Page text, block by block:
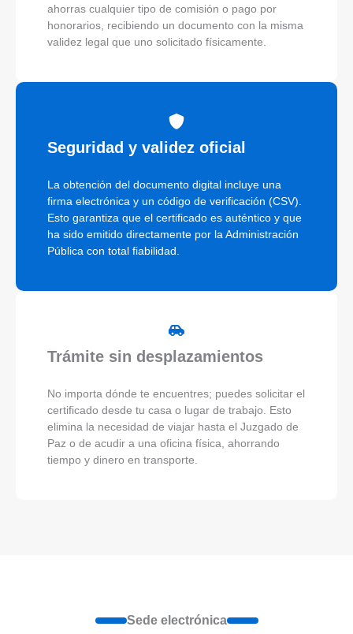
ahorras cualquier tipo de comisión o pago por
honorarios, recibiendo un documento con la misma
validez legal que uno solicitado físicamente.
Seguridad y validez oficial
La obtención del documento digital incluye una
firma electrónica y un código de verificación (CSV).
Esto garantiza que el certificado es auténtico y que
ha sido emitido directamente por la Administración
Pública con total fiabilidad.
Trámite sin desplazamientos
No importa dónde te encuentres; puedes solicitar el
certificado desde tu casa o lugar de trabajo. Esto
elimina la necesidad de viajar hasta el Juzgado de
Paz o de acudir a una oficina física, ahorrando
tiempo y dinero en transporte.
Sede electrónica